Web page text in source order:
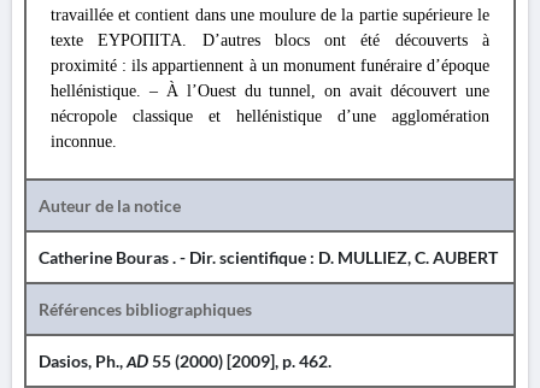
travaillée et contient dans une moulure de la partie supérieure le
texte ΕΥΡΟΠΙΤΑ. D’autres blocs ont été découverts à
proximité : ils appartiennent à un monument funéraire d’époque
hellénistique. – À l’Ouest du tunnel, on avait découvert une
nécropole classique et hellénistique d’une agglomération
inconnue.
Auteur de la notice
Catherine Bouras . - Dir. scientifique : D. MULLIEZ, C. AUBERT
Références bibliographiques
Dasios, Ph.,ΑD55 (2000) [2009], p. 462.